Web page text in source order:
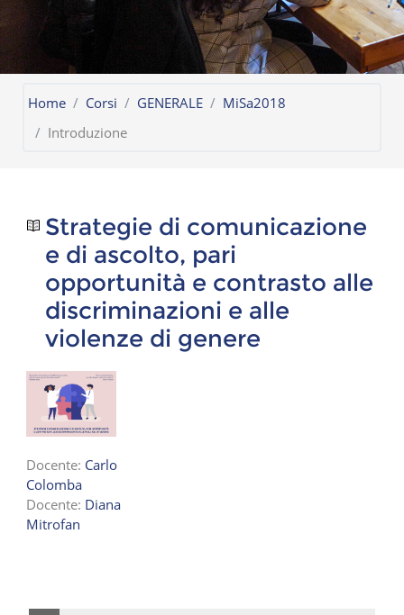
Home Corsi GENERALE
MiSa2018
Introduzione
Strategie di comunicazione
e di ascolto, pari
opportunità e contrasto alle
discriminazioni e alle
violenze di genere
Docente: Carlo
Colomba
Docente: Diana
Mitrofan